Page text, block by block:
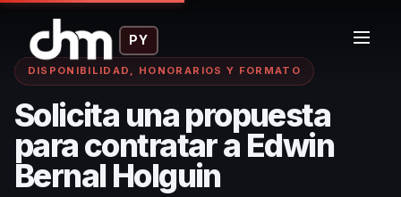
PY
DISPONIBILIDAD, HONORARIOS Y FORMATO
Solicita una propuesta
para contratar a Edwin
Bernal Holguin